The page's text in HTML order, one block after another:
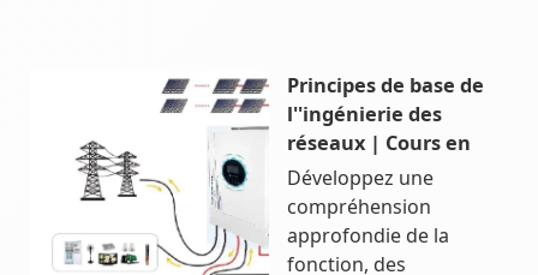
Principes de base de
l''ingénierie des
réseaux | Cours en
Développez une
compréhension
approfondie de la
fonction, des